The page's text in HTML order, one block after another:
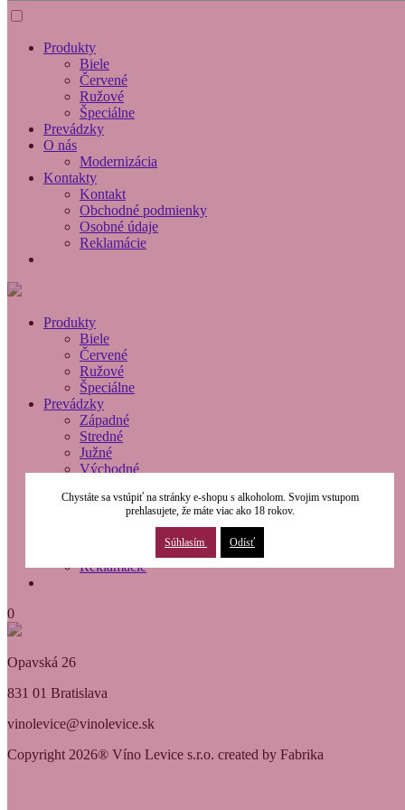
Produkty
Biele
Červené
Ružové
Špeciálne
Prevádzky
O nás
Modernizácia
Kontakty
Kontakt
Obchodné podmienky
Osobné údaje
Reklamácie
Produkty
Biele
Červené
Ružové
Špeciálne
Prevádzky
Západné
Stredné
Južné
Východné
Modernizácia
Reklamácie
0
Opavská 26
831 01 Bratislava
vinolevice@vinolevice.sk
Copyright 2026® Víno Levice s.r.o. created by Fabrika
Chystáte sa vstúpiť na stránky e-shopu s alkoholom. Svojim vstupom
prehlasujete, že máte viac ako 18 rokov.
Súhlasím Odísť